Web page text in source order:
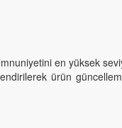
en yüksek
ürün